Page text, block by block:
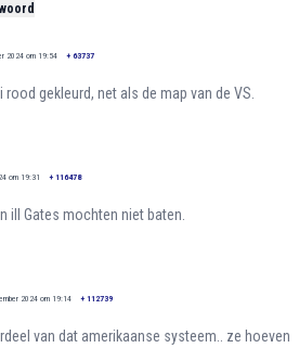
2024 om 19:54 + 63737
gekleurd, net als de map van de VS.
om 19:31 + 116478
ill Gates mochten niet baten.
2024 om 19:14 + 112739
van dat amerikaanse systeem.. ze hoeven